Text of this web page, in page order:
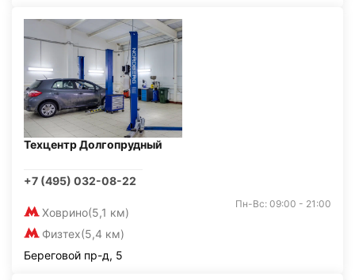
Техцентр Долгопрудный
+7 (495) 032-08-22
Ховрино(5,1 км)
Физтех(5,4 км)
Пн-Вс: 09:00 - 21:00
Береговой пр-д, 5